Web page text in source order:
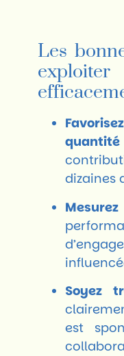
Les
quantité
dizaines
Soyez
est